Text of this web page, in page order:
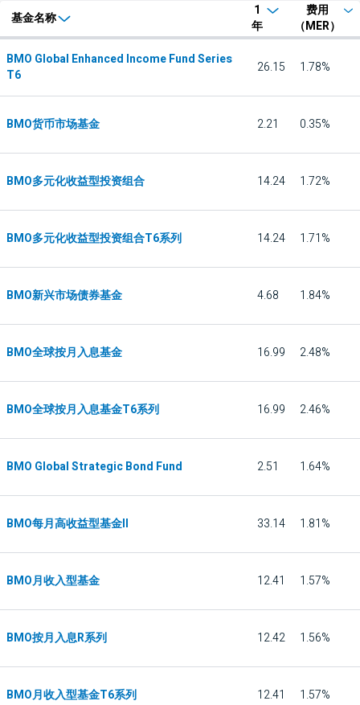
基金名称
1
年
费用
（MER）
BMO Global Enhanced Income Fund Series
T6
26.15 1.78%
BMO货币市场基金 2.21 0.35%
BMO多元化收益型投资组合 14.24 1.72%
BMO多元化收益型投资组合T6系列 14.24 1.71%
BMO新兴市场债券基金 4.68 1.84%
BMO全球按月入息基金 16.99 2.48%
BMO全球按月入息基金T6系列 16.99 2.46%
BMO Global Strategic Bond Fund 2.51 1.64%
BMO每月高收益型基金II 33.14 1.81%
BMO月收入型基金 12.41 1.57%
BMO按月入息R系列 12.42 1.56%
BMO月收入型基金T6系列 12.41 1.57%